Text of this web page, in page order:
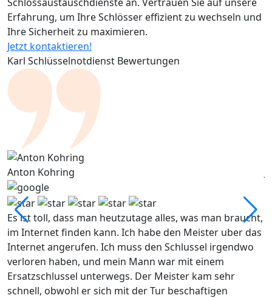
Erfahrung, um Ihre Schlösser effizient zu wechseln und
Ihre Sicherheit zu maximieren.
Jetzt kontaktieren!
Karl Schlüsselnotdienst Bewertungen
Anton Kohring
Es ist toll, dass man heutzutage alles, was man braucht,
im Internet finden kann. Ich habe den Meister uber das
Internet angerufen. Ich muss den Schlussel irgendwo
verloren haben, und mein Mann war mit einem
Ersatzschlussel unterwegs. Der Meister kam sehr
schnell, obwohl er sich mit der Tur beschaftigen